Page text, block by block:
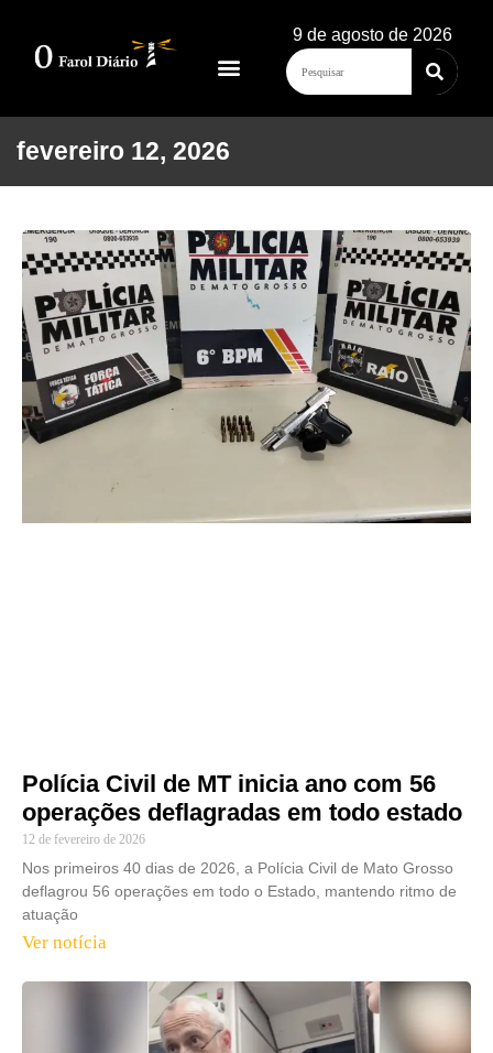
9 de agosto de 2026
fevereiro 12, 2026
Polícia Civil de MT inicia ano com 56
operações deflagradas em todo estado
12 de fevereiro de 2026
Nos primeiros 40 dias de 2026, a Polícia Civil de Mato Grosso
deflagrou 56 operações em todo o Estado, mantendo ritmo de
atuação
Ver notícia